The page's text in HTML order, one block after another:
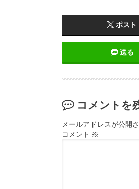
ポスト
送る
コメントを
メールアドレスが公開
コメント ※